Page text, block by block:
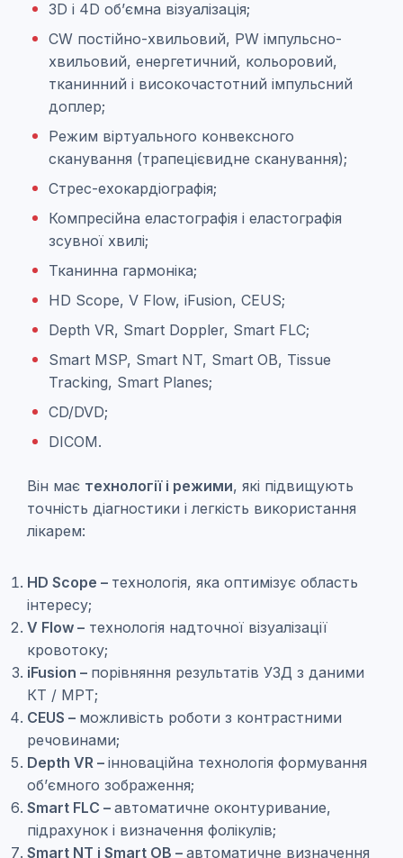
3D і 4D об’ємна візуалізація;
CW постійно-хвильовий, PW імпульсно-
хвильовий, енергетичний, кольоровий,
тканинний і високочастотний імпульсний
доплер;
Режим віртуального конвексного
сканування (трапецієвидне сканування);
Стрес-ехокардіографія;
Компресійна еластографія і еластографія
зсувної хвилі;
Тканинна гармоніка;
HD Scope, V Flow, iFusion, CEUS;
Depth VR, Smart Doppler, Smart FLC;
Smart MSP, Smart NT, Smart OB, Tissue
Tracking, Smart Planes;
CD/DVD;
DICOM.
Він має технології і режими, які підвищують
точність діагностики і легкість використання
лікарем:
HD Scope – технологія, яка оптимізує область
інтересу;
V Flow – технологія надточної візуалізації
кровотоку;
iFusion – порівняння результатів УЗД з даними
КТ / МРТ;
CEUS – можливість роботи з контрастними
речовинами;
Depth VR – інноваційна технологія формування
об’ємного зображення;
Smart FLC – автоматичне оконтуривание,
підрахунок і визначення фолікулів;
Smart NT і Smart OB – автоматичне визначення